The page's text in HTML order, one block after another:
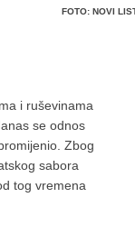
FOTO: NOVI
i ruševinama
se odnos
Zbog
sabora
tog vremena